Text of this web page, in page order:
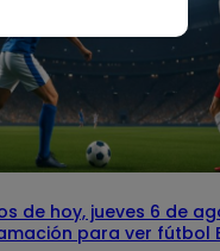
de hoy, jueves 6 de
para ver fútbol